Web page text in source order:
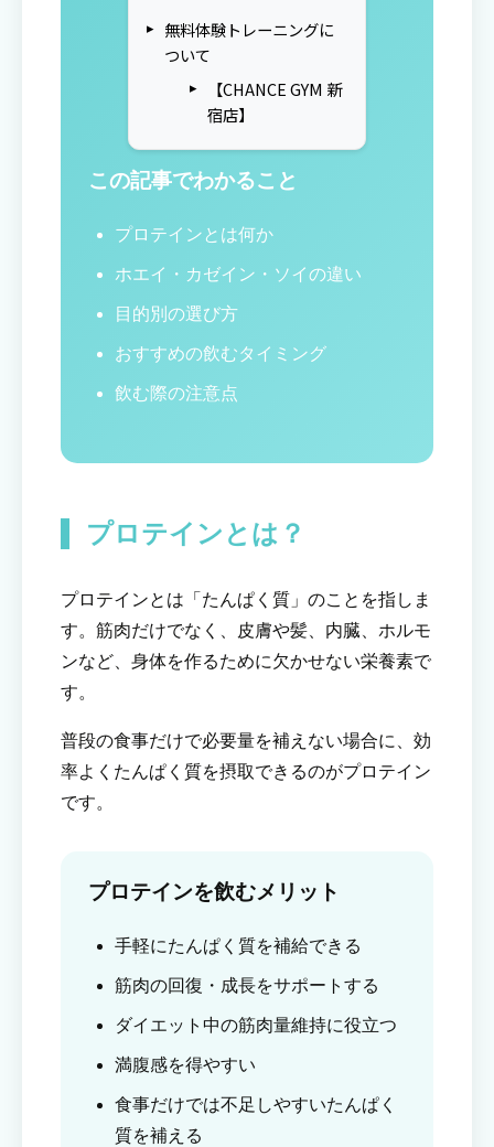
無料体験トレーニングに
ついて
【CHANCE GYM 新
宿店】
この記事でわかること
プロテインとは何か
ホエイ・カゼイン・ソイの違い
目的別の選び方
おすすめの飲むタイミング
飲む際の注意点
プロテインとは？
プロテインとは「たんぱく質」のことを指しま
す。筋肉だけでなく、皮膚や髪、内臓、ホルモ
ンなど、身体を作るために欠かせない栄養素で
す。
普段の食事だけで必要量を補えない場合に、効
率よくたんぱく質を摂取できるのがプロテイン
です。
プロテインを飲むメリット
手軽にたんぱく質を補給できる
筋肉の回復・成長をサポートする
ダイエット中の筋肉量維持に役立つ
満腹感を得やすい
食事だけでは不足しやすいたんぱく
質を補える